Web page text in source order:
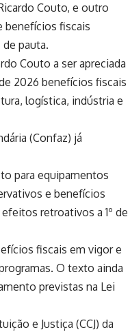
Couto, e outro
benefícios fiscais
pauta.
Couto a ser apreciada
2026 benefícios fiscais
logística, indústria e
(Confaz) já
para equipamentos
e benefícios
retroativos a 1º de
fiscais em vigor e
O texto ainda
previstas na Lei
e Justiça (CCJ) da